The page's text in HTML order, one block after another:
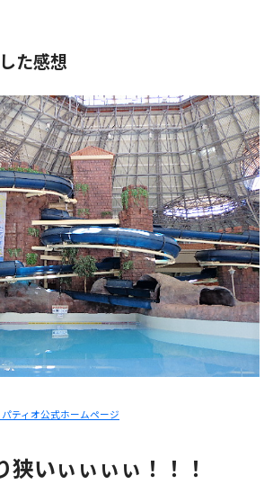
た感想
ティオ公式ホームページ
狭いぃぃぃぃ！！！